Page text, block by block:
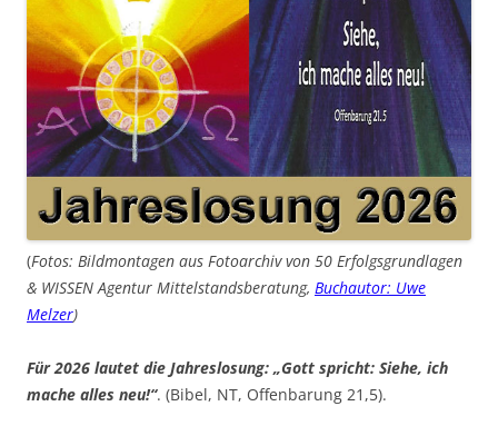
(Fotos: Bildmontagen aus Fotoarchiv von 50 Erfolgsgrundlagen
& WISSEN Agentur Mittelstandsberatung, Buchautor: Uwe
Melzer)
Für 2026 lautet die Jahreslosung: „Gott spricht: Siehe, ich
mache alles neu!“. (Bibel, NT, Offenbarung 21,5).